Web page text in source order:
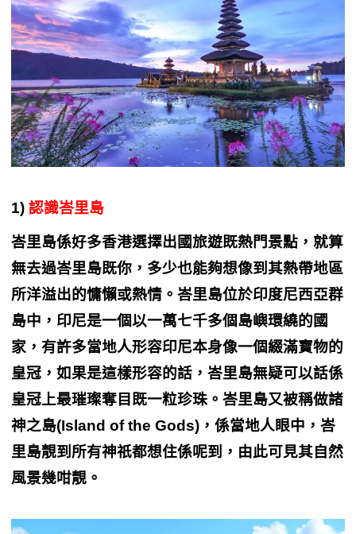
1) 認識峇里島
峇里島係好多香港選擇出國旅遊既熱門景點，就算
無去過峇里島既你，多少也能夠想像到其熱帶地區
所洋溢出的慵懶或熱情。峇里島位於印度尼西亞群
島中，印尼是一個以一萬七千多個島嶼環繞的國
家，有許多當地人形容印尼本身像一個綴滿寶物的
皇冠，如果是這樣形容的話，峇里島無疑可以話係
皇冠上最璀璨奪目既一粒珍珠。峇里島又被稱做諸
神之島(Island of the Gods)，係當地人眼中，峇
里島靚到所有神祇都想住係呢到，由此可見其自然
風景幾咁靚。